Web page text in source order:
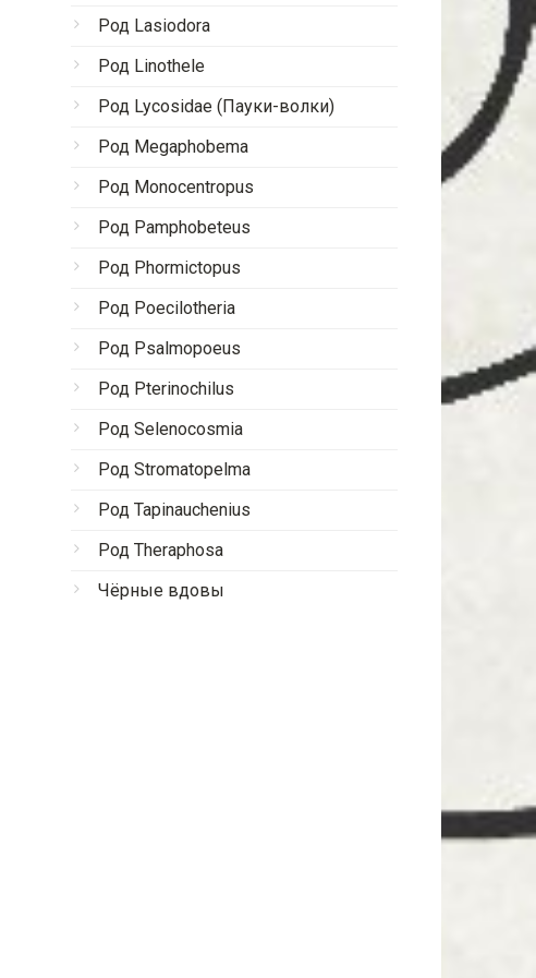
Род Lasiodora
Род Linothele
Род Lycosidae (Пауки-волки)
Род Megaphobema
Род Monocentropus
Род Pamphobeteus
Род Phormictopus
Род Poecilotheria
Род Psalmopoeus
Род Pterinochilus
Род Selenocosmia
Род Stromatopelma
Род Tapinauchenius
Род Theraphosa
Чёрные вдовы